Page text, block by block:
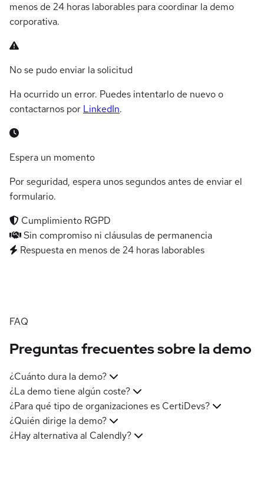
menos de 24 horas laborables para coordinar la demo
corporativa.
No se pudo enviar la solicitud
Ha ocurrido un error. Puedes intentarlo de nuevo o
contactarnos por LinkedIn.
Espera un momento
Por seguridad, espera unos segundos antes de enviar el
formulario.
Cumplimiento RGPD
Sin compromiso ni cláusulas de permanencia
Respuesta en menos de 24 horas laborables
FAQ
Preguntas frecuentes sobre la demo
¿Cuánto dura la demo?
¿La demo tiene algún coste?
¿Para qué tipo de organizaciones es CertiDevs?
¿Quién dirige la demo?
¿Hay alternativa al Calendly?